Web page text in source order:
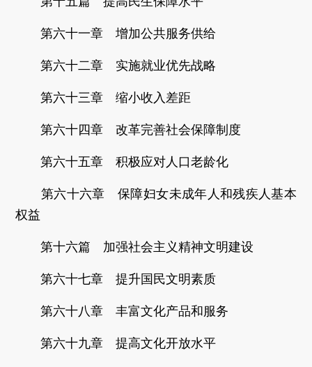
第六十一章 增加公共服务供给
第六十二章 实施就业优先战略
第六十三章 缩小收入差距
第六十四章 改革完善社会保障制度
第六十五章 积极应对人口老龄化
第六十六章 保障妇女未成年人和残疾人基本
权益
第十六篇 加强社会主义精神文明建设
第六十七章 提升国民文明素质
第六十八章 丰富文化产品和服务
第六十九章 提高文化开放水平